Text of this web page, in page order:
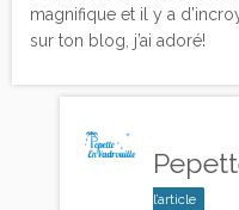
magnifique et il y a
sur ton blog, j’ai adoré!
l’article